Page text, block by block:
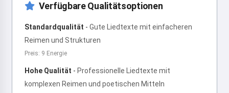
Verfügbare Qualitätsoptionen
Standardqualität - Gute Liedtexte mit einfacheren
Reimen und Strukturen
Preis: 9 Energie
Hohe Qualität - Professionelle Liedtexte mit
komplexen Reimen und poetischen Mitteln